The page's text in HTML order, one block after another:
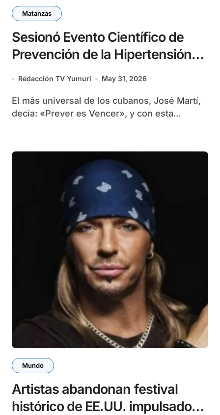
Matanzas
Sesionó Evento Científico de
Prevención de la Hipertensión
Arterial y el consumo de tabaco
Redacción TV Yumurí May 31, 2026
El más universal de los cubanos, José Martí,
decía: «Prever es Vencer», y con esta...
Mundo
Artistas abandonan festival
histórico de EE.UU. impulsado